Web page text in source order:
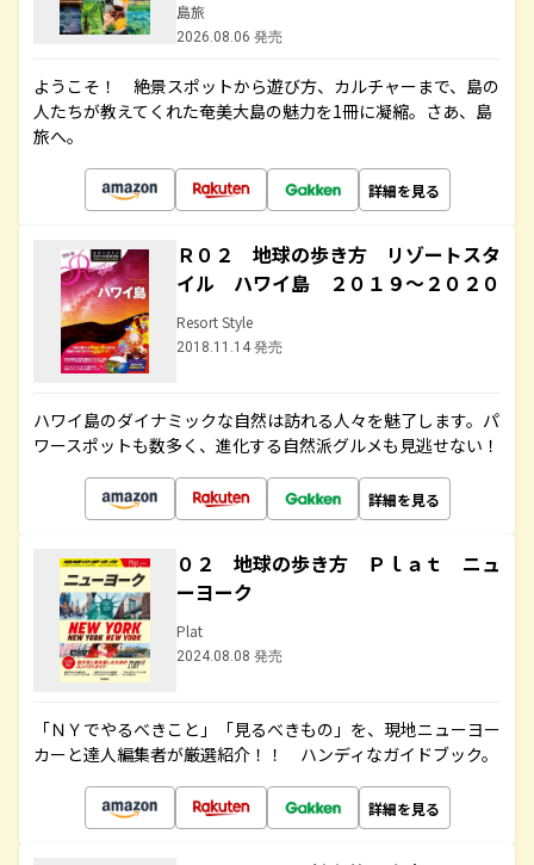
島旅
2026.08.06 発売
ようこそ！ 絶景スポットから遊び方、カルチャーまで、島の
人たちが教えてくれた奄美大島の魅力を1冊に凝縮。さあ、島
旅へ。
詳細を見る
Ｒ０２ 地球の歩き方 リゾートスタ
イル ハワイ島 ２０１９～２０２０
Resort Style
2018.11.14 発売
ハワイ島のダイナミックな自然は訪れる人々を魅了します。パ
ワースポットも数多く、進化する自然派グルメも見逃せない！
詳細を見る
０２ 地球の歩き方 Ｐｌａｔ ニュ
ーヨーク
Plat
2024.08.08 発売
「ＮＹでやるべきこと」「見るべきもの」を、現地ニューヨー
カーと達人編集者が厳選紹介！！ ハンディなガイドブック。
詳細を見る